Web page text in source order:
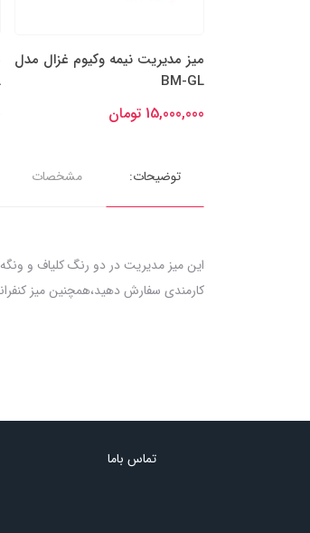
میز مدیریت نیمه وکیوم غزال مدل
BM-GL
15,000,000 تومان
توضیحات: مشخصات
کارمندی سفارش دهید،همچنین میز کنفرانس ست این محصول در
تماس باما